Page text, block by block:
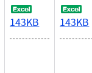
143KB 143KB